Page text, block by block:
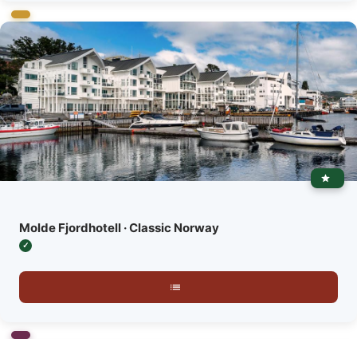
Molde Fjordhotell · Classic Norway